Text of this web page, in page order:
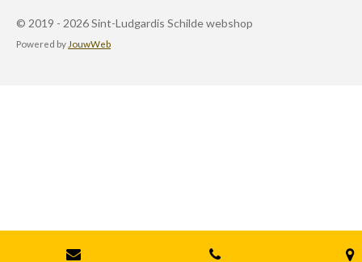
© 2019 - 2026 Sint-Ludgardis Schilde webshop
Powered by JouwWeb